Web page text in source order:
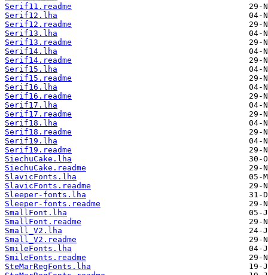
Serif11.readme
Serif12.lha
Serif12.readme
Serif13.lha
Serif13.readme
Serif14.lha
Serif14.readme
Serif15.lha
Serif15.readme
Serif16.lha
Serif16.readme
Serif17.lha
Serif17.readme
Serif18.lha
Serif18.readme
Serif19.lha
Serif19.readme
SiechuCake.lha
SiechuCake.readme
SlavicFonts.lha
SlavicFonts.readme
Sleeper-fonts.lha
Sleeper-fonts.readme
SmallFont.lha
SmallFont.readme
Small_V2.lha
Small_V2.readme
SmileFonts.lha
SmileFonts.readme
SteMarRegFonts.lha